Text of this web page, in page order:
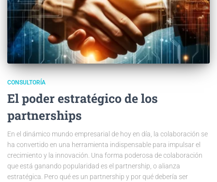
CONSULTORÍA
El poder estratégico de los
partnerships
En el dinámico mundo empresarial de hoy en día, la colaboración se
ha convertido en una herramienta indispensable para impulsar el
crecimiento y la innovación. Una forma poderosa de colaboración
que está ganando popularidad es el partnership, o alianza
estratégica. Pero qué es un partnership y por qué debería ser